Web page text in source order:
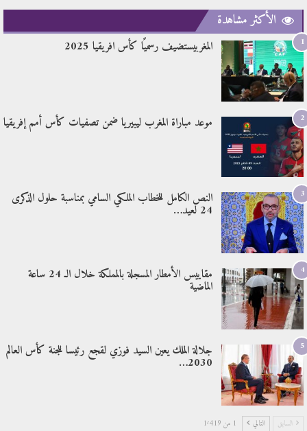
الأكثر مشاهدة
1 المغربيستضيف رسميًا كأس افريقيا 2025
2 موعد مباراة المغرب ليبيريا ضمن تصفيات كأس أمم إفريقيا
3 النص الكامل للخطاب الملكي السامي بمناسبة حلول الذكرى
24 لعيد…
4 مقاييس الأمطار المسجلة بالمملكة خلال الـ 24 ساعة
الماضية
5 جلالة الملك يعين السيد فوزي لقجع رئيسا للجنة كأس العالم
2030…
السابق التالي 1 من 1٬419